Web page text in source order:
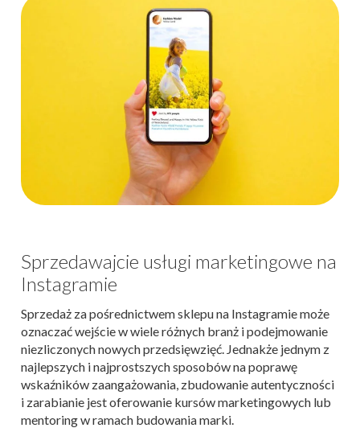
Sprzedawajcie usługi marketingowe na
Instagramie
Sprzedaż za pośrednictwem sklepu na Instagramie może
oznaczać wejście w wiele różnych branż i podejmowanie
niezliczonych nowych przedsięwzięć. Jednakże jednym z
najlepszych i najprostszych sposobów na poprawę
wskaźników zaangażowania, zbudowanie autentyczności
i zarabianie jest oferowanie kursów marketingowych lub
mentoring w ramach budowania marki.